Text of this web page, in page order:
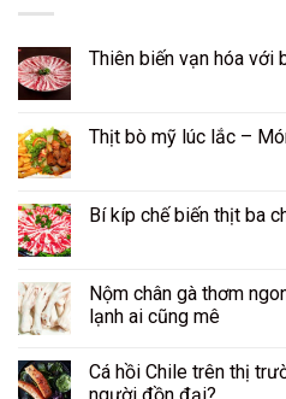
Thiên biến vạn hóa với
Thịt bò mỹ lúc lắc –
Bí kíp chế biến thịt ba
Nộm chân gà thơm
lạnh ai cũng mê
Cá hồi Chile trên thị